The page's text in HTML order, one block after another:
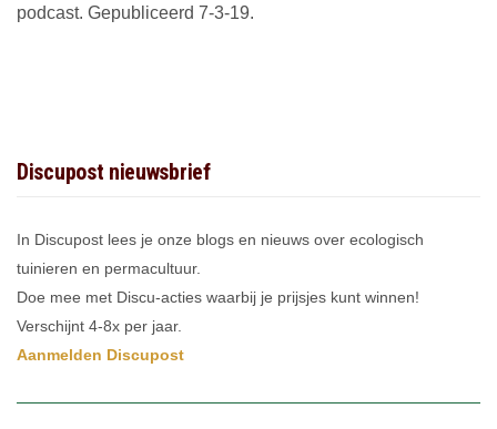
podcast. Gepubliceerd 7-3-19.
Discupost nieuwsbrief
In Discupost lees je onze blogs en nieuws over ecologisch
tuinieren en permacultuur.
Doe mee met Discu-acties waarbij je prijsjes kunt winnen!
Verschijnt 4-8x per jaar.
Aanmelden Discupost